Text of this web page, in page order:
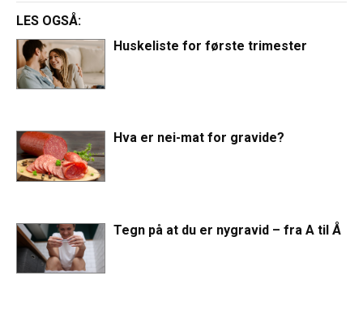
LES OGSÅ:
Huskeliste for første trimester
Hva er nei-mat for gravide?
Tegn på at du er nygravid – fra A til Å